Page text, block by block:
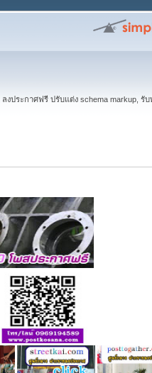
ลงประกาศฟรี ปรับแต่ง schema markup, รั